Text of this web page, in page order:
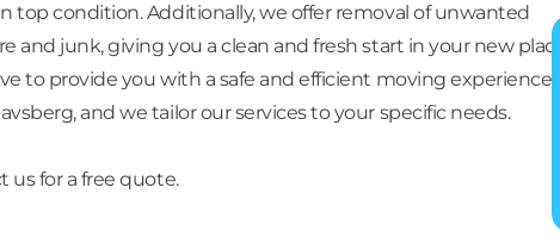
top condition. Additionally, we offer removal of unwanted
and junk, giving you a clean and fresh start in your new place.
to provide you with a safe and efficient moving experience
and we tailor our services to your specific needs.
us for a free quote.